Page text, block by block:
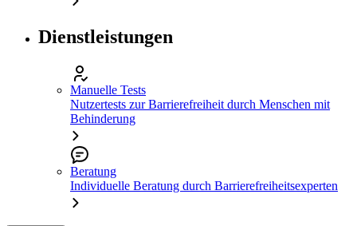
Dienstleistungen
Manuelle Tests
Nutzertests zur Barrierefreiheit durch Menschen mit
Behinderung
Beratung
Individuelle Beratung durch Barrierefreiheitsexperten